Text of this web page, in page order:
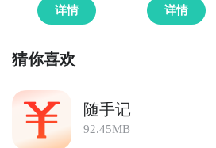
详情 详情
猜你喜欢
随手记
92.45MB